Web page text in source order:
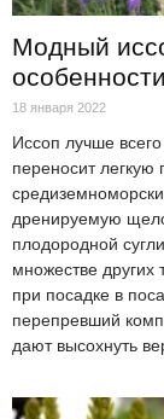
Модный
18 января 2022
Иссоп лучше
переносит легкую
дренируемую
плодородной
множестве других
при посадке в
перепревший
дают высохнуть